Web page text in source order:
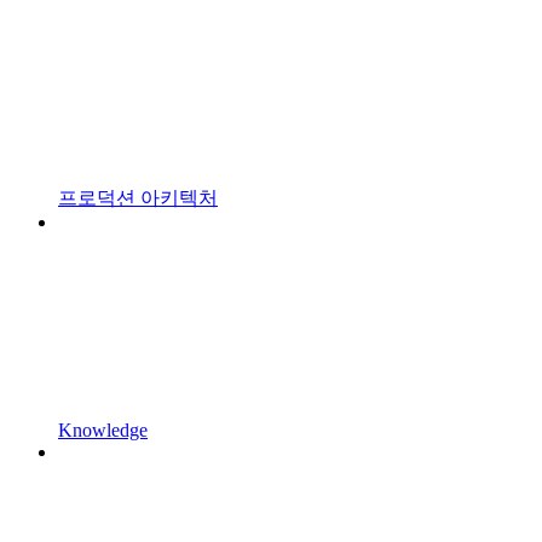
프로덕션 아키텍처
Knowledge